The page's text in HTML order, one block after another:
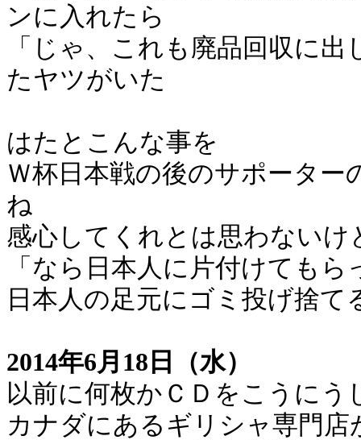
ンに入れたら
「じゃ、これも廃品回収に
たヤツがいた
はたとこんな事を
Ｗ杯日本戦の後のサポータ
ね
感心してくれとは思わないけ
「なら日本人に片付けても
日本人の足元にゴミ投げ捨
2014年6月18日（水）
以前に何枚かＣＤをこうにう
カナダにあるギリシャ専門店